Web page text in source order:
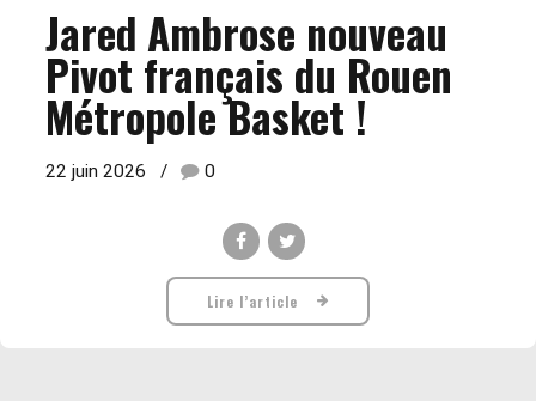
Jared Ambrose nouveau
Pivot français du Rouen
Métropole Basket !
22 juin 2026 0
Lire l’article